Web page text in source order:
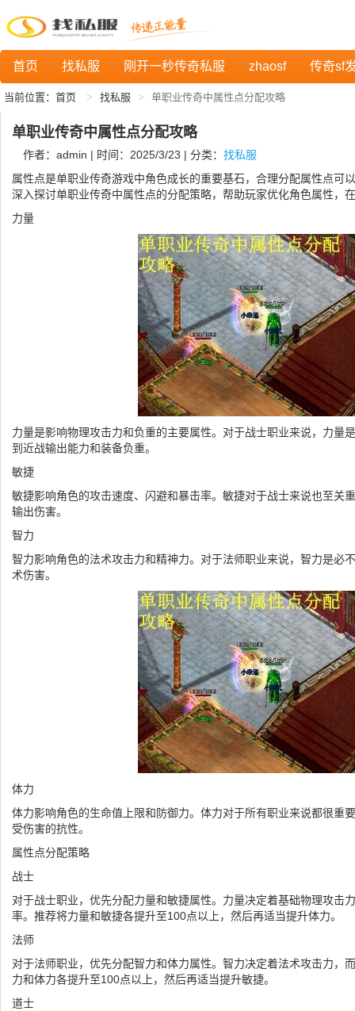
首页 找私服 刚开一秒传奇私服 zhaosf 传奇sf
当前位置： 首页 找私服 单职业传奇中属性点分配攻略
单职业传奇中属性点分配攻略
作者：admin | 时间：2025/3/23 | 分类： 找私服
属性点是单职业传奇游戏中角色成长的重要基石，合理分配属性点可
深入探讨单职业传奇中属性点的分配策略，帮助玩家优化角色属性，
力量
力量是影响物理攻击力和负重的主要属性。对于战士职业来说，力量
到近战输出能力和装备负重。
敏捷
敏捷影响角色的攻击速度、闪避和暴击率。敏捷对于战士来说也至关
输出伤害。
智力
智力影响角色的法术攻击力和精神力。对于法师职业来说，智力是必
术伤害。
体力
体力影响角色的生命值上限和防御力。体力对于所有职业来说都很重
受伤害的抗性。
属性点分配策略
战士
对于战士职业，优先分配力量和敏捷属性。力量决定着基础物理攻击
率。推荐将力量和敏捷各提升至100点以上，然后再适当提升体力。
法师
对于法师职业，优先分配智力和体力属性。智力决定着法术攻击力，
力和体力各提升至100点以上，然后再适当提升敏捷。
道士